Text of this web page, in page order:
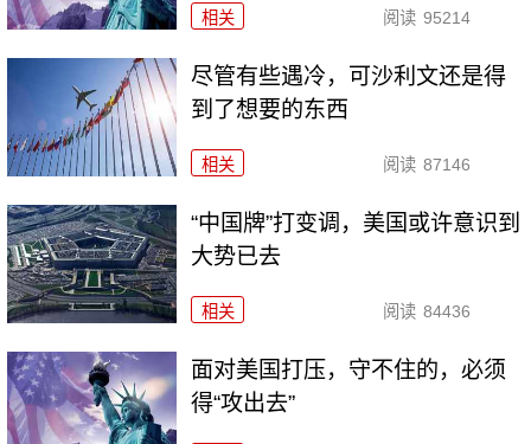
相关 阅读 95214
尽管有些遇冷，可沙利文还是得
到了想要的东西
相关 阅读 87146
“中国牌”打变调，美国或许意识到
大势已去
相关 阅读 84436
面对美国打压，守不住的，必须
得“攻出去”